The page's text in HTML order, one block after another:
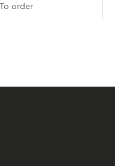
To order